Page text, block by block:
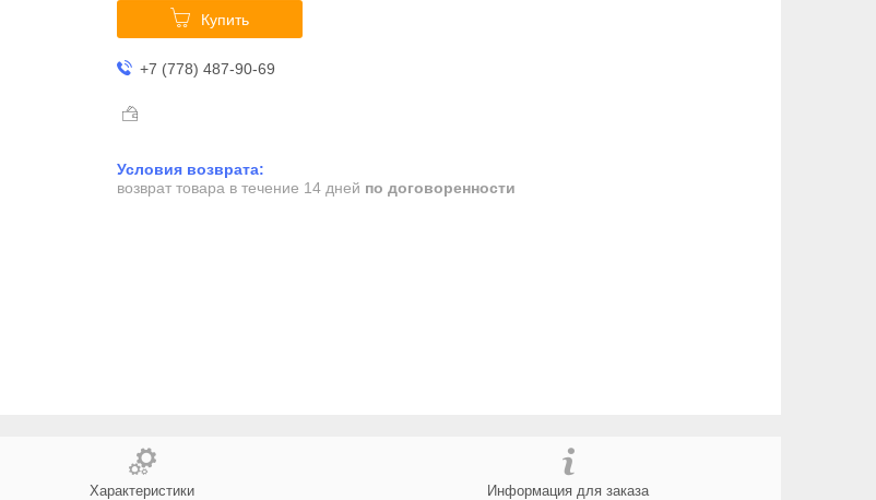
Купить
+7 (778) 487-90-69
возврат товара в течение 14 дней по договоренности
Характеристики Информация для заказа